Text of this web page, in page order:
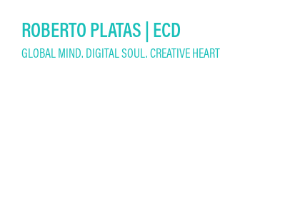
ROBERTO PLATAS | ECD
GLOBAL MIND. DIGITAL SOUL. CREATIVE HEART